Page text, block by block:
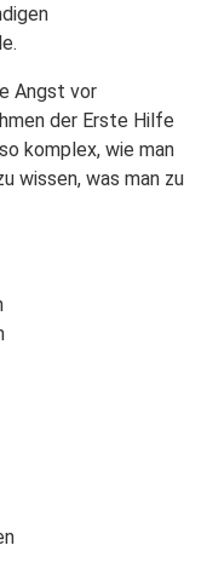
Angst vor
der Erste Hilfe
komplex, wie man
wissen, was man zu